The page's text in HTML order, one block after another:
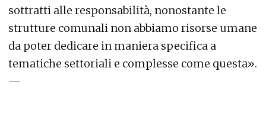
sottratti alle responsabilità, nonostante le
strutture comunali non abbiamo risorse umane
da poter dedicare in maniera specifica a
tematiche settoriali e complesse come questa».
—